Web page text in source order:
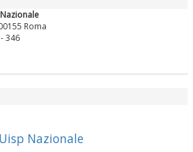
Roma
346
Nazionale